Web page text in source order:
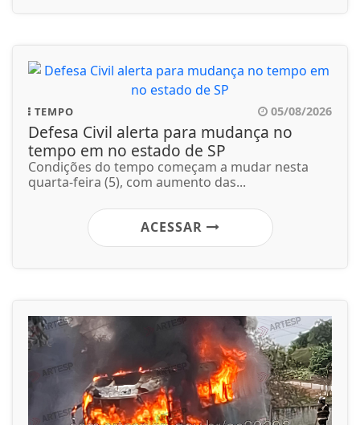
TEMPO 05/08/2026
Defesa Civil alerta para mudança no
tempo em no estado de SP
Condições do tempo começam a mudar nesta
quarta-feira (5), com aumento das...
ACESSAR